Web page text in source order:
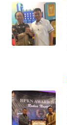
PADANG
LAWAS
WN
CIANJUR
WN